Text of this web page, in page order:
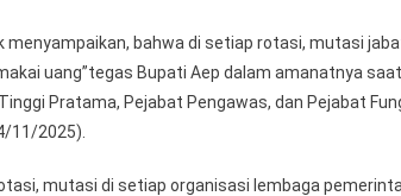
JUAL
BELI
JABATAN
KARAWANG
menyampaikan, bahwa di setiap rotasi, mutasi
uang”tegas Bupati Aep dalam amanatnya
Pratama, Pejabat Pengawas, dan Pejabat
11/2025).
mutasi di setiap organisasi lembaga